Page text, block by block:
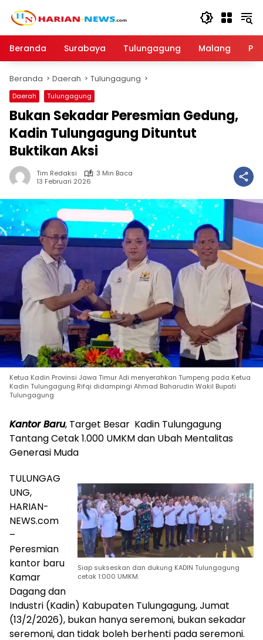
Beranda
Surabaya Tulungagung Malang
Beranda Daerah Tulungagung
Daerah Tulungagung
Bukan Sekadar Peresmian Gedung,
Kadin Tulungagung Dituntut
Buktikan Aksi
Tim Redaksi
3 Min Baca
13 Februari 2026
Ketua Kadin Provinsi Jawa Timur Adi menyerahkan Tumpeng pada Ketua
Kadin Tulungagung Rifqi didampingi Ahmad Baharudin Wakil Bupati
Tulungagung
Kantor Baru, Target Besar Kadin Tulungagung
Tantang Cetak 1.000 UMKM dan Ubah Mentalitas
Generasi Muda
Siap sukseskan dan dukung KADIN Tulungagung
cetak 1:000 UMKM.
TULUNGAG
UNG,
HARIAN-
NEWS.com
–
Peresmian
kantor baru
Kamar
Dagang dan
Industri (Kadin) Kabupaten Tulungagung, Jumat
(13/2/2026), bukan hanya seremoni, bukan sekadar
seremoni, dan tidak boleh berhenti pada seremoni.